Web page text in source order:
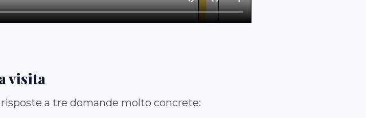
visita
a tre domande molto concrete: